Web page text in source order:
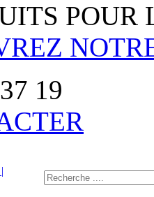
19